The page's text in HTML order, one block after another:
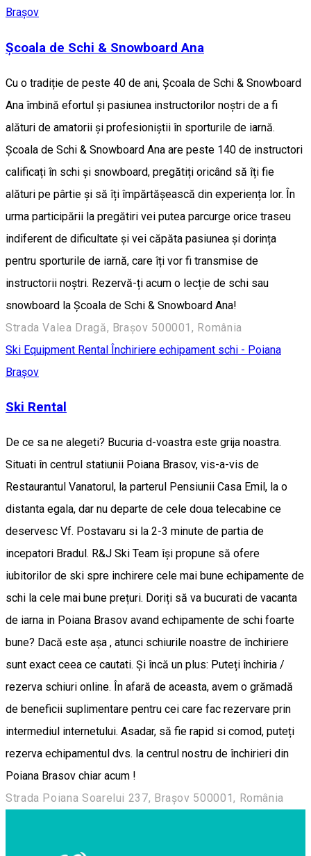
Brașov
Școala de Schi & Snowboard Ana
Cu o tradiție de peste 40 de ani, Școala de Schi & Snowboard
Ana îmbină efortul și pasiunea instructorilor noștri de a fi
alături de amatorii și profesioniștii în sporturile de iarnă.
Școala de Schi & Snowboard Ana are peste 140 de instructori
calificați în schi și snowboard, pregătiți oricând să îți fie
alături pe pârtie și să îți împărtășească din experiența lor. În
urma participării la pregătiri vei putea parcurge orice traseu
indiferent de dificultate și vei căpăta pasiunea și dorința
pentru sporturile de iarnă, care îți vor fi transmise de
instructorii noștri. Rezervă-ți acum o lecție de schi sau
snowboard la Școala de Schi & Snowboard Ana!
Strada Valea Dragă, Brașov 500001, România
Ski Equipment Rental Închiriere echipament schi - Poiana
Brașov
Ski Rental
De ce sa ne alegeti? Bucuria d-voastra este grija noastra.
Situati în centrul statiunii Poiana Brasov, vis-a-vis de
Restaurantul Vanatorul, la parterul Pensiunii Casa Emil, la o
distanta egala, dar nu departe de cele doua telecabine ce
deservesc Vf. Postavaru si la 2-3 minute de partia de
incepatori Bradul. R&J Ski Team își propune să ofere
iubitorilor de ski spre inchirere cele mai bune echipamente de
schi la cele mai bune prețuri. Doriți să va bucurati de vacanta
de iarna in Poiana Brasov avand echipamente de schi foarte
bune? Dacă este așa , atunci schiurile noastre de închiriere
sunt exact ceea ce cautati. Și încă un plus: Puteți închiria /
rezerva schiuri online. În afară de aceasta, avem o grămadă
de beneficii suplimentare pentru cei care fac rezervare prin
intermediul internetului. Asadar, să fie rapid si comod, puteți
rezerva echipamentul dvs. la centrul nostru de închirieri din
Poiana Brasov chiar acum !
Strada Poiana Soarelui 237, Brașov 500001, România